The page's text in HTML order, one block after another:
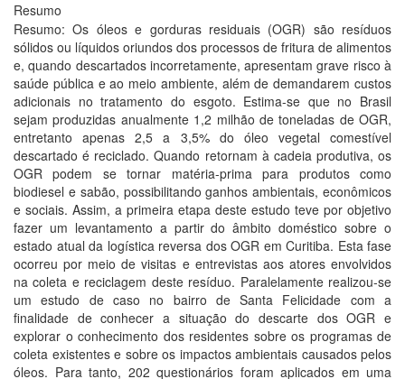
Resumo
Resumo: Os óleos e gorduras residuais (OGR) são resíduos
sólidos ou líquidos oriundos dos processos de fritura de alimentos
e, quando descartados incorretamente, apresentam grave risco à
saúde pública e ao meio ambiente, além de demandarem custos
adicionais no tratamento do esgoto. Estima-se que no Brasil
sejam produzidas anualmente 1,2 milhão de toneladas de OGR,
entretanto apenas 2,5 a 3,5% do óleo vegetal comestível
descartado é reciclado. Quando retornam à cadeia produtiva, os
OGR podem se tornar matéria-prima para produtos como
biodiesel e sabão, possibilitando ganhos ambientais, econômicos
e sociais. Assim, a primeira etapa deste estudo teve por objetivo
fazer um levantamento a partir do âmbito doméstico sobre o
estado atual da logística reversa dos OGR em Curitiba. Esta fase
ocorreu por meio de visitas e entrevistas aos atores envolvidos
na coleta e reciclagem deste resíduo. Paralelamente realizou-se
um estudo de caso no bairro de Santa Felicidade com a
finalidade de conhecer a situação do descarte dos OGR e
explorar o conhecimento dos residentes sobre os programas de
coleta existentes e sobre os impactos ambientais causados pelos
óleos. Para tanto, 202 questionários foram aplicados em uma